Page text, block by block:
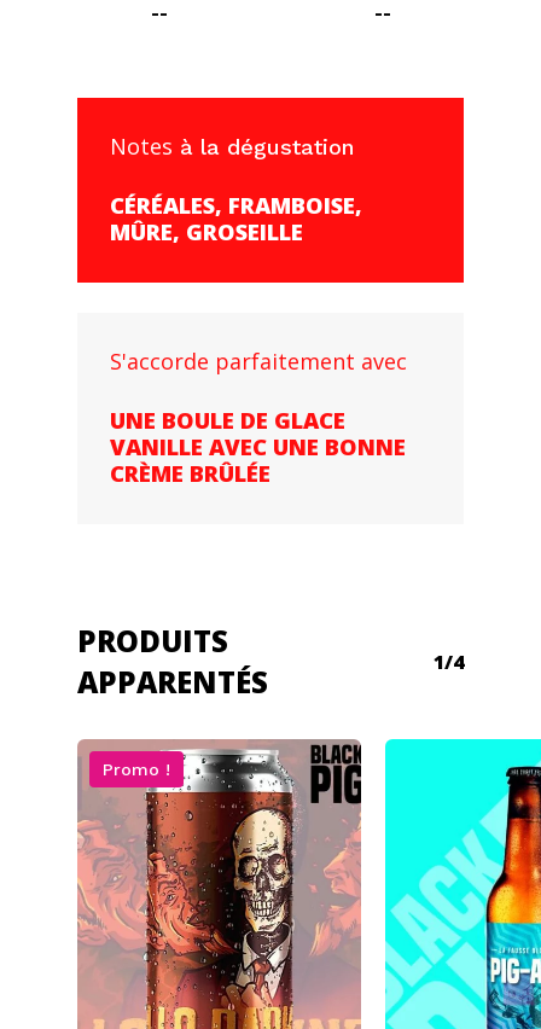
-- --
Notes à la dégustation
CÉRÉALES, FRAMBOISE,
MÛRE, GROSEILLE
S'accorde parfaitement avec
UNE BOULE DE GLACE
VANILLE AVEC UNE BONNE
CRÈME BRÛLÉE
PRODUITS
APPARENTÉS
1/4
Promo !